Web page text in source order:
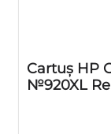
Cartuş HP
№920XL